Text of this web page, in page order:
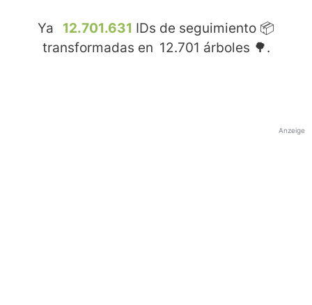
Ya 12.701.631 IDs de seguimiento 📦
transformadas en 12.701 árboles 🌳.
Anzeige